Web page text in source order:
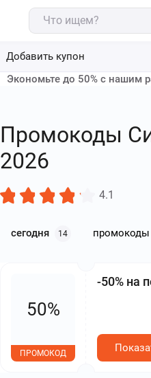
Добавить купон
Экономьте до 50% с нашим
Промокоды
2026
4.1
сегодня 14 промокоды
-50% на
50%
ПРОМОКОД